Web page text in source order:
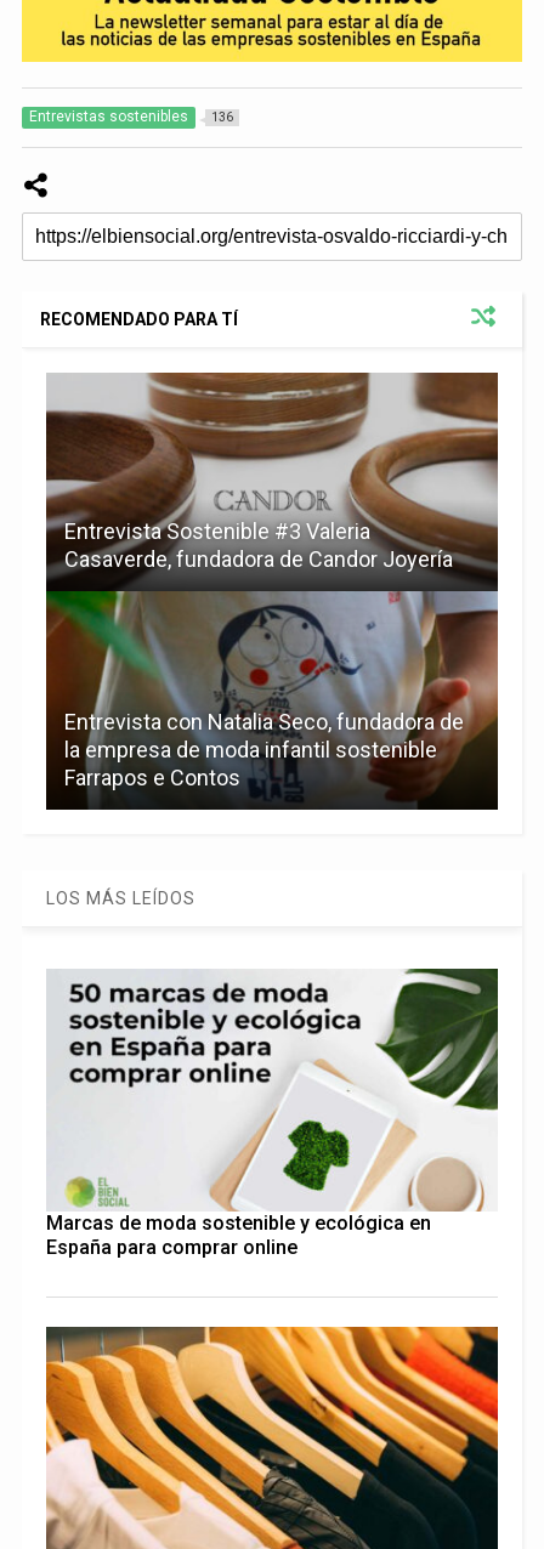
Entrevistas sostenibles 136
RECOMENDADO PARA TÍ
Entrevista Sostenible #3 Valeria
Casaverde, fundadora de Candor Joyería
Entrevista con Natalia Seco, fundadora de
la empresa de moda infantil sostenible
Farrapos e Contos
LOS MÁS LEÍDOS
Marcas de moda sostenible y ecológica en
España para comprar online